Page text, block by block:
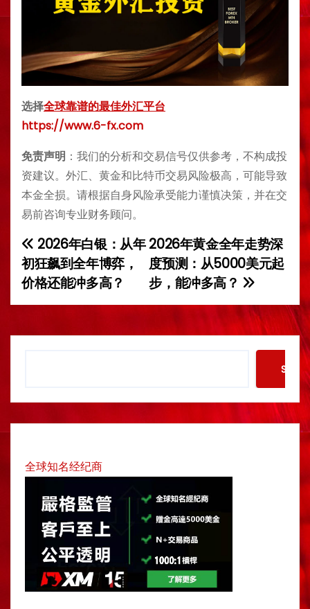
选择全球靠谱的最佳外汇平台
https://www.6-fx.com
免责声明 ：我们的分析和交易信号仅供参考，不构成投
资建议。外汇、黄金和比特币交易风险极高，可能导致
本金全损。请根据自身风险承受能力谨慎决策，并在交
易前咨询专业财务顾问。
P
o
s
t
v
g
o
2026年黄金全年走势深
度预测：从5000美元起
步，能冲多高？
2026年白银：从年
初狂飙到全年博弈，
价格还能冲多高？
c
全球知名经纪商